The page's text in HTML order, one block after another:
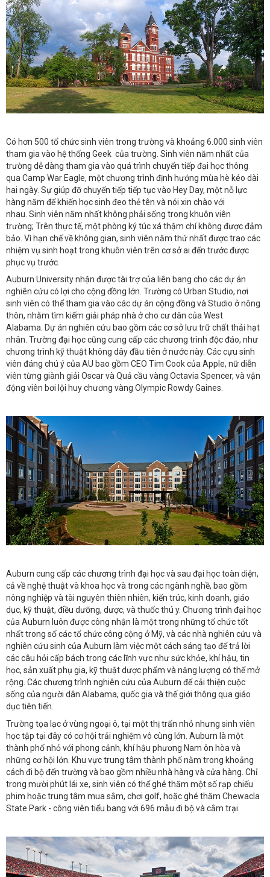
Có hơn 500 tổ chức sinh viên trong trường và khoảng 6.000 sinh viên
tham gia vào hệ thống Geek của trường. Sinh viên năm nhất của
trường dễ dàng tham gia vào quá trình chuyển tiếp đại học thông
qua Camp War Eagle, một chương trình định hướng mùa hè kéo dài
hai ngày. Sự giúp đỡ chuyển tiếp tiếp tục vào Hey Day, một nỗ lực
hàng năm để khiến học sinh đeo thẻ tên và nói xin chào với
nhau. Sinh viên năm nhất không phải sống trong khuôn viên
trường; Trên thực tế, một phòng ký túc xá thậm chí không được đảm
bảo. Vì hạn chế về không gian, sinh viên năm thứ nhất được trao các
nhiệm vụ sinh hoạt trong khuôn viên trên cơ sở ai đến trước được
phục vụ trước.
Auburn University nhận được tài trợ của liên bang cho các dự án
nghiên cứu có lợi cho cộng đồng lớn. Trường có Urban Studio, nơi
sinh viên có thể tham gia vào các dự án cộng đồng và Studio ở nông
thôn, nhằm tìm kiếm giải pháp nhà ở cho cư dân của West
Alabama. Dự án nghiên cứu bao gồm các cơ sở lưu trữ chất thải hạt
nhân. Trường đại học cũng cung cấp các chương trình độc đáo, như
chương trình kỹ thuật không dây đầu tiên ở nước này. Các cựu sinh
viên đáng chú ý của AU bao gồm CEO Tim Cook của Apple, nữ diễn
viên từng giành giải Oscar và Quả cầu vàng Octavia Spencer, và vận
động viên bơi lội huy chương vàng Olympic Rowdy Gaines.
Auburn cung cấp các chương trình đại học và sau đại học toàn diện,
cả về nghệ thuật và khoa học và trong các ngành nghề, bao gồm
nông nghiệp và tài nguyên thiên nhiên, kiến ​​trúc, kinh doanh, giáo
dục, kỹ thuật, điều dưỡng, dược, và thuốc thú y. Chương trình đại học
của Auburn luôn được công nhận là một trong những tổ chức tốt
nhất trong số các tổ chức công cộng ở Mỹ, và các nhà nghiên cứu và
nghiên cứu sinh của Auburn làm việc một cách sáng tạo để trả lời
các câu hỏi cấp bách trong các lĩnh vực như sức khỏe, khí hậu, tin
học, sản xuất phụ gia, kỹ thuật dược phẩm và năng lượng có thể mở
rộng. Các chương trình nghiên cứu của Auburn để cải thiện cuộc
sống của người dân Alabama, quốc gia và thế giới thông qua giáo
dục tiên tiến.
Trường tọa lạc ở vùng ngoại ô, tại một thị trấn nhỏ nhưng sinh viên
học tập tại đây có cơ hội trải nghiệm vô cùng lớn. Auburn là một
thành phố nhỏ với phong cảnh, khí hậu phương Nam ôn hòa và
những cơ hội lớn. Khu vực trung tâm thành phố nằm trong khoảng
cách đi bộ đến trường và bao gồm nhiều nhà hàng và cửa hàng. Chỉ
trong mười phút lái xe, sinh viên có thể ghé thăm một số rạp chiếu
phim hoặc trung tâm mua sắm, chơi golf, hoặc ghé thăm Chewacla
State Park - công viên tiểu bang với 696 mẫu đi bộ và cắm trại.